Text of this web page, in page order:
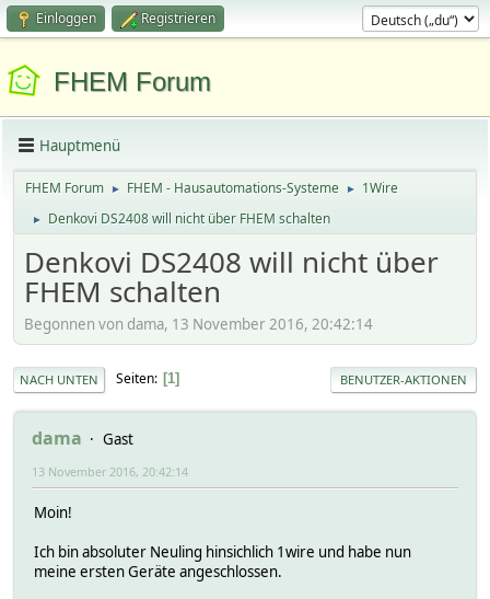
Einloggen Registrieren
FHEM Forum
Hauptmenü
FHEM Forum ► FHEM - Hausautomations-Systeme ► 1Wire
► Denkovi DS2408 will nicht über FHEM schalten
Denkovi DS2408 will nicht über
FHEM schalten
Begonnen von dama, 13 November 2016, 20:42:14
NACH UNTEN Seiten 1 BENUTZER-AKTIONEN
dama Gast
13 November 2016, 20:42:14
Moin!
Ich bin absoluter Neuling hinsichlich 1wire und habe nun
meine ersten Geräte angeschlossen.